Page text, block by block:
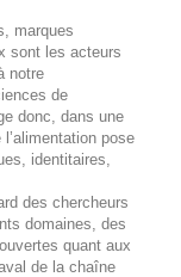
marques
sont les acteurs
notre
de
donc, dans une
pose
identitaires,
des chercheurs
domaines, des
quant aux
de la chaîne